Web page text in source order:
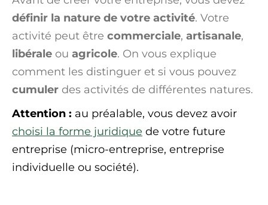
définir la nature de votre activité. Votre
activité peut être commerciale, artisanale,
libérale ou agricole. On vous explique
comment les distinguer et si vous pouvez
cumuler des activités de différentes natures.
Attention : au préalable, vous devez avoir
choisi la forme juridique de votre future
entreprise (micro-entreprise, entreprise
individuelle ou société).